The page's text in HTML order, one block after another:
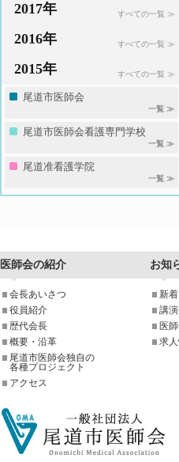
2017年 すべての一覧 ≫
2016年 すべての一覧 ≫
2015年 すべての一覧 ≫
尾道市医師会
一覧 ≫
尾道市医師会看護専門学校
一覧 ≫
尾道准看護学院
一覧 ≫
医師会の紹介 お知
会長あいさつ
役員紹介
歴代会長
概要・沿革
尾道市医師会独自の
各種プロジェクト
アクセス
新
講
医
求